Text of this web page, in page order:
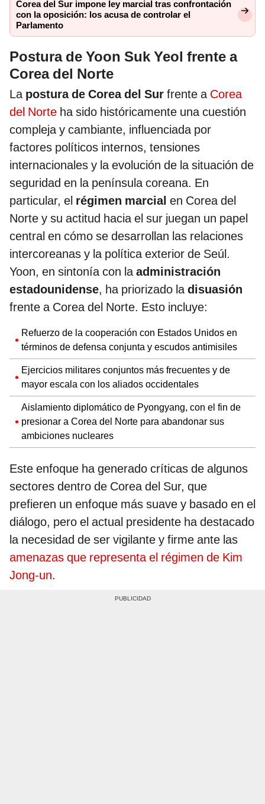
Corea del Sur impone ley marcial tras confrontación
con la oposición: los acusa de controlar el
Parlamento
Postura de Yoon Suk Yeol frente a
Corea del Norte
La postura de Corea del Sur frente a Corea
del Norte ha sido históricamente una cuestión
compleja y cambiante, influenciada por
factores políticos internos, tensiones
internacionales y la evolución de la situación de
seguridad en la península coreana. En
particular, el régimen marcial en Corea del
Norte y su actitud hacia el sur juegan un papel
central en cómo se desarrollan las relaciones
intercoreanas y la política exterior de Seúl.
Yoon, en sintonía con laadministración
estadounidense, ha priorizado ladisuasión
frente a Corea del Norte. Esto incluye:
Refuerzo de la cooperación con Estados Unidos en
términos de defensa conjunta y escudos antimisiles
Ejercicios militares conjuntos más frecuentes y de
mayor escala con los aliados occidentales
Aislamiento diplomático de Pyongyang, con el fin de
presionar a Corea del Norte para abandonar sus
ambiciones nucleares
Este enfoque ha generado críticas de algunos
sectores dentro de Corea del Sur, que
prefieren un enfoque más suave y basado en el
diálogo, pero el actual presidente ha destacado
la necesidad de ser vigilante y firme ante las
amenazas que representa el régimen de Kim
Jong-un.